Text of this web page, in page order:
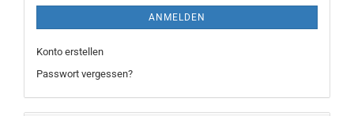
ANMELDEN
Konto erstellen
Passwort vergessen?